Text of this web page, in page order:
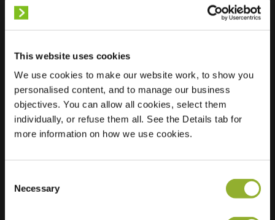
This website uses cookies
We use cookies to make our website work, to show you
personalised content, and to manage our business
objectives. You can allow all cookies, select them
individually, or refuse them all. See the Details tab for
more information on how we use cookies.
Selection
Necessary
Ubicación
Melkweg 14
9718 ES Groningen
Países Bajos
Regular Charging 0 of 2 available